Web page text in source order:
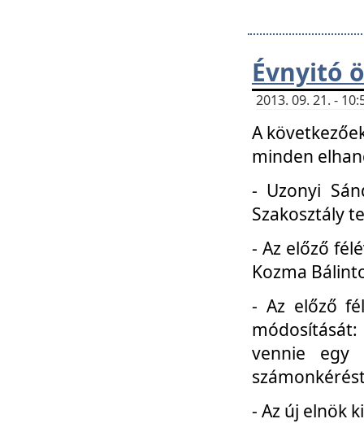
Évnyitó
2013. 09. 21. -
A
minden
- Uzonyi
Szakosztály
- Az előző
Kozma
- Az előző
vennie egy
- Az új elnök